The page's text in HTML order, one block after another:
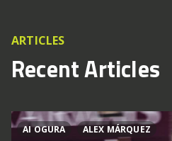
ARTICLES
Recent Articles
AI OGURA ALEX MÁRQUEZ